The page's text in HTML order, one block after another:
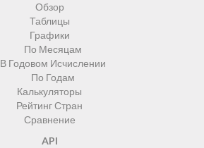
Обзор
Таблицы
Графики
По Месяцам
В Годовом Исчислении
По Годам
Калькуляторы
Рейтинг Стран
Сравнение
API